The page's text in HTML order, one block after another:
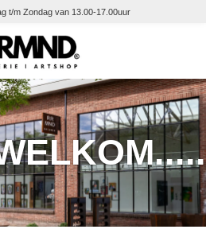
t/m Zondag van 13.00-17.00uur